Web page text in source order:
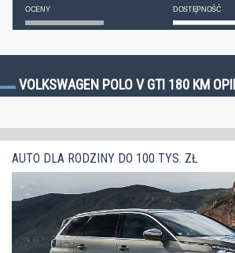
OCENY DOSTĘPNOŚĆ
VOLKSWAGEN POLO V GTI 180 KM
AUTO DLA RODZINY DO 100 TYS. ZŁ